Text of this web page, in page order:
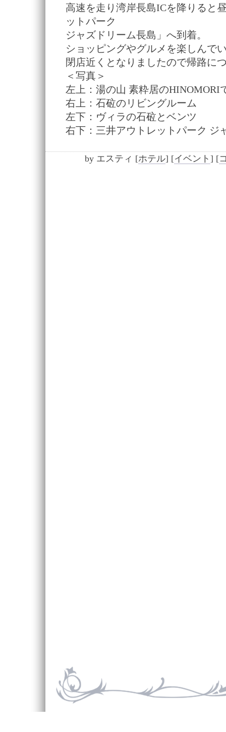
高速を走り湾岸長島ICを降りると
ットパーク
ジャズドリーム長島」へ到着。
ショッピングやグルメを楽しんで
閉店近くとなりましたので帰路に
＜写真＞
左上：湯の山 素粋居のHINOMORI
右上：石砬のリビングルーム
左下：ヴィラの石砬とベンツ
右下：三井アウトレットパーク ジ
by エスティ [ホテル] [イベント ] [